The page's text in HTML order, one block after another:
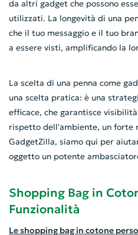
da altri gadget che possono
utilizzati. La longevità di una
che il tuo messaggio e il tuo
a essere visti, amplificando la
La scelta di una penna come
una scelta pratica: è una
efficace, che garantisce
rispetto dell'ambiente, un forte
GadgetZilla, siamo qui per
oggetto un potente
Shopping Bag in
Funzionalità
Le shopping bag in cotone